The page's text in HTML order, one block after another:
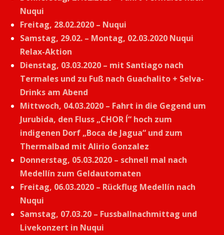
Nuqui
Freitag, 28.02.2020 – Nuqui
Samstag, 29.02. – Montag, 02.03.2020 Nuqui
Relax-Aktion
Dienstag, 03.03.2020 – mit Santiago nach
Termales und zu Fuß nach Guachalito + Selva-
Drinks am Abend
Mittwoch, 04.03.2020 – Fahrt in die Gegend um
Jurubida, den Fluss „CHOR Í“ hoch zum
indigenen Dorf „Boca de Jagua“ und zum
Thermalbad mit Alirio Gonzalez
Donnerstag, 05.03.2020 – schnell mal nach
Medellín zum Geldautomaten
Freitag, 06.03.2020 – Rückflug Medellín nach
Nuqui
Samstag, 07.03.20 – Fussballnachmittag und
Livekonzert in Nuqui